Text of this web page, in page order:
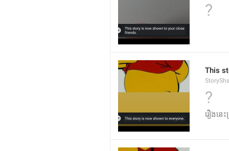
?
This
?
រឿងនេ